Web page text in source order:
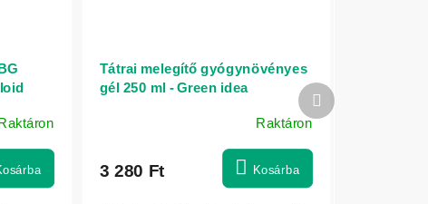
Tátrai melegítő gyógynövényes
gél 250 ml - Green idea
Raktáron
3 280 Ft Kosárba
Következő
termék